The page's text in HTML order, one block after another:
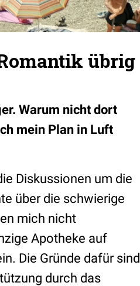
übrig
Warum nicht dort
mein Plan in Luft
Diskussionen um die
über die schwierige
mich nicht
Apotheke auf
Die Gründe dafür sind
durch das